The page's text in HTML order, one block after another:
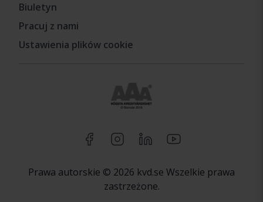
Biuletyn
Pracuj z nami
Ustawienia plików cookie
Prawa autorskie © 2026 kvd.se Wszelkie prawa
zastrzeżone.